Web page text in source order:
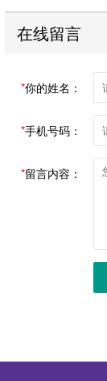
在线留言
*你的姓名：
*手机号码：
*留言内容：